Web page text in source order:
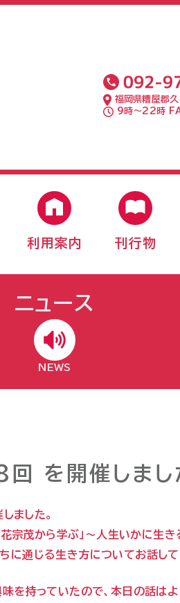
福岡県糟屋郡
9時〜22時
利用案内 刊行物
ニュース
NEWS
回 を開催しまし
ました。
宗茂から学ぶ」～人生いかに生
通じる生き方についてお話して
を持っていたので、本日の話は